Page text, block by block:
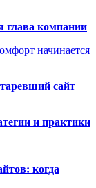
глава компании
начинается
сайт
и практики
когда